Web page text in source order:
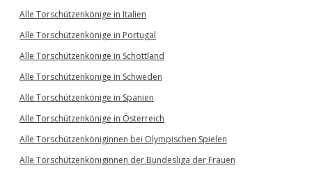
Alle Torschützenkönige in Italien
Alle Torschützenkönige in Portugal
Alle Torschützenkönige in Schottland
Alle Torschützenkönige in Schweden
Alle Torschützenkönige in Spanien
Alle Torschützenkönige in Österreich
Alle Torschützenköniginnen bei Olympischen Spielen
Alle Torschützenköniginnen der Bundesliga der Frauen